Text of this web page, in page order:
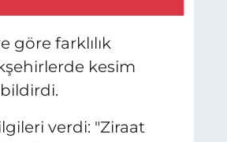
göre farklılık
kesim
verdi: "Ziraat